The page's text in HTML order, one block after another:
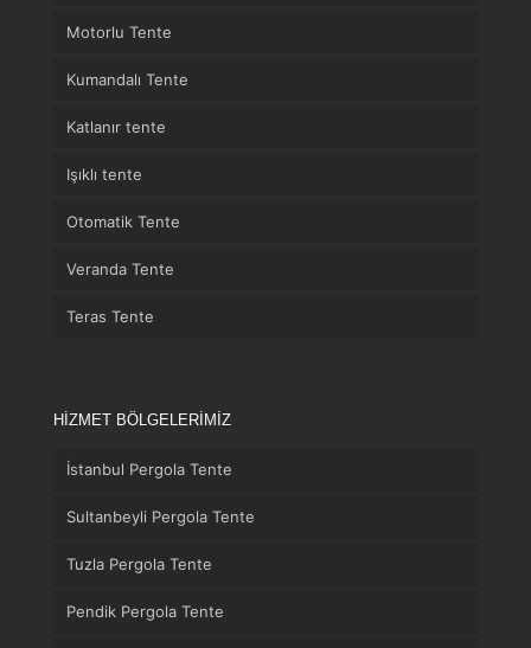
Motorlu Tente
Kumandalı Tente
Katlanır tente
Işıklı tente
Otomatik Tente
Veranda Tente
Teras Tente
HİZMET BÖLGELERİMİZ
İstanbul Pergola Tente
Sultanbeyli Pergola Tente
Tuzla Pergola Tente
Pendik Pergola Tente